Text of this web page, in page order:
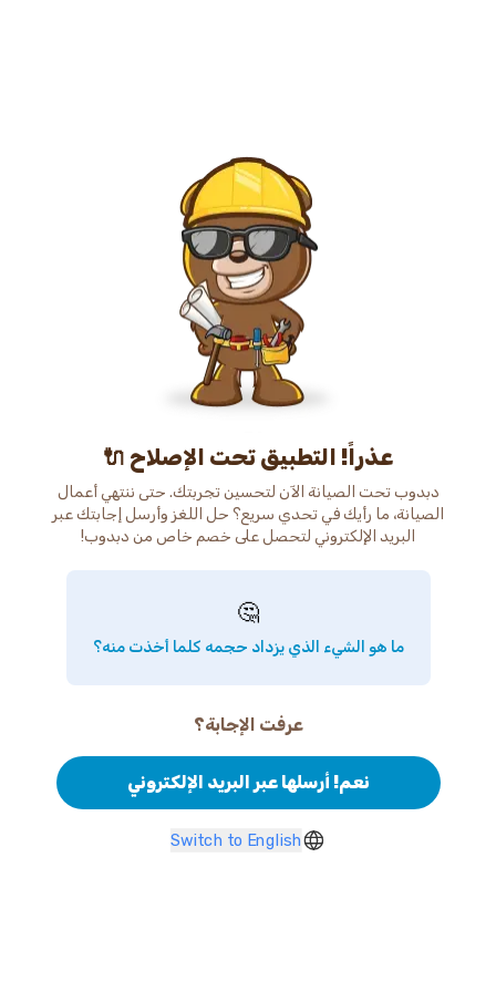
عذراً! التطبيق تحت الإصلاح 🔌
دبدوب تحت الصيانة الآن لتحسين تجربتك. حتى ننتهي أعمال
الصيانة، ما رأيك في تحدي سريع؟ حل اللغز وأرسل إجابتك عبر
البريد الإلكتروني لتحصل على خصم خاص من دبدوب!
🤔
ما هو الشيء الذي يزداد حجمه كلما أخذت منه؟
عرفت الإجابة؟
نعم! أرسلها عبر البريد الإلكتروني
Switch to English